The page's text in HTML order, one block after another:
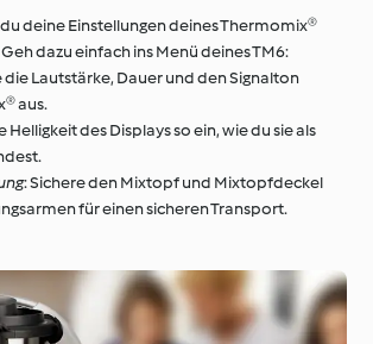
deine Einstellungen deines Thermomix®
dazu einfach ins Menü deines TM6:
die Lautstärke, Dauer und den Signalton
aus.
Helligkeit des Displays so ein, wie du sie als
: Sichere den Mixtopf und Mixtopfdeckel
für einen sicheren Transport.